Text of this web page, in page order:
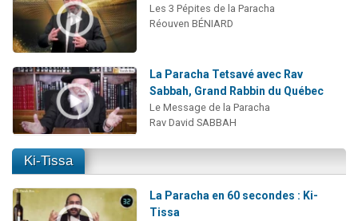
Les 3 Pépites de la Paracha
Réouven BÉNIARD
La Paracha Tetsavé avec Rav
Sabbah, Grand Rabbin du Québec
Le Message de la Paracha
Rav David SABBAH
Ki-Tissa
La Paracha en 60 secondes : Ki-
Tissa